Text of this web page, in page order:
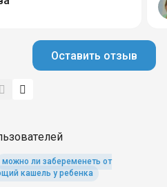
Оставить отзыв
можно ли забеременеть от
кашель у ребенка